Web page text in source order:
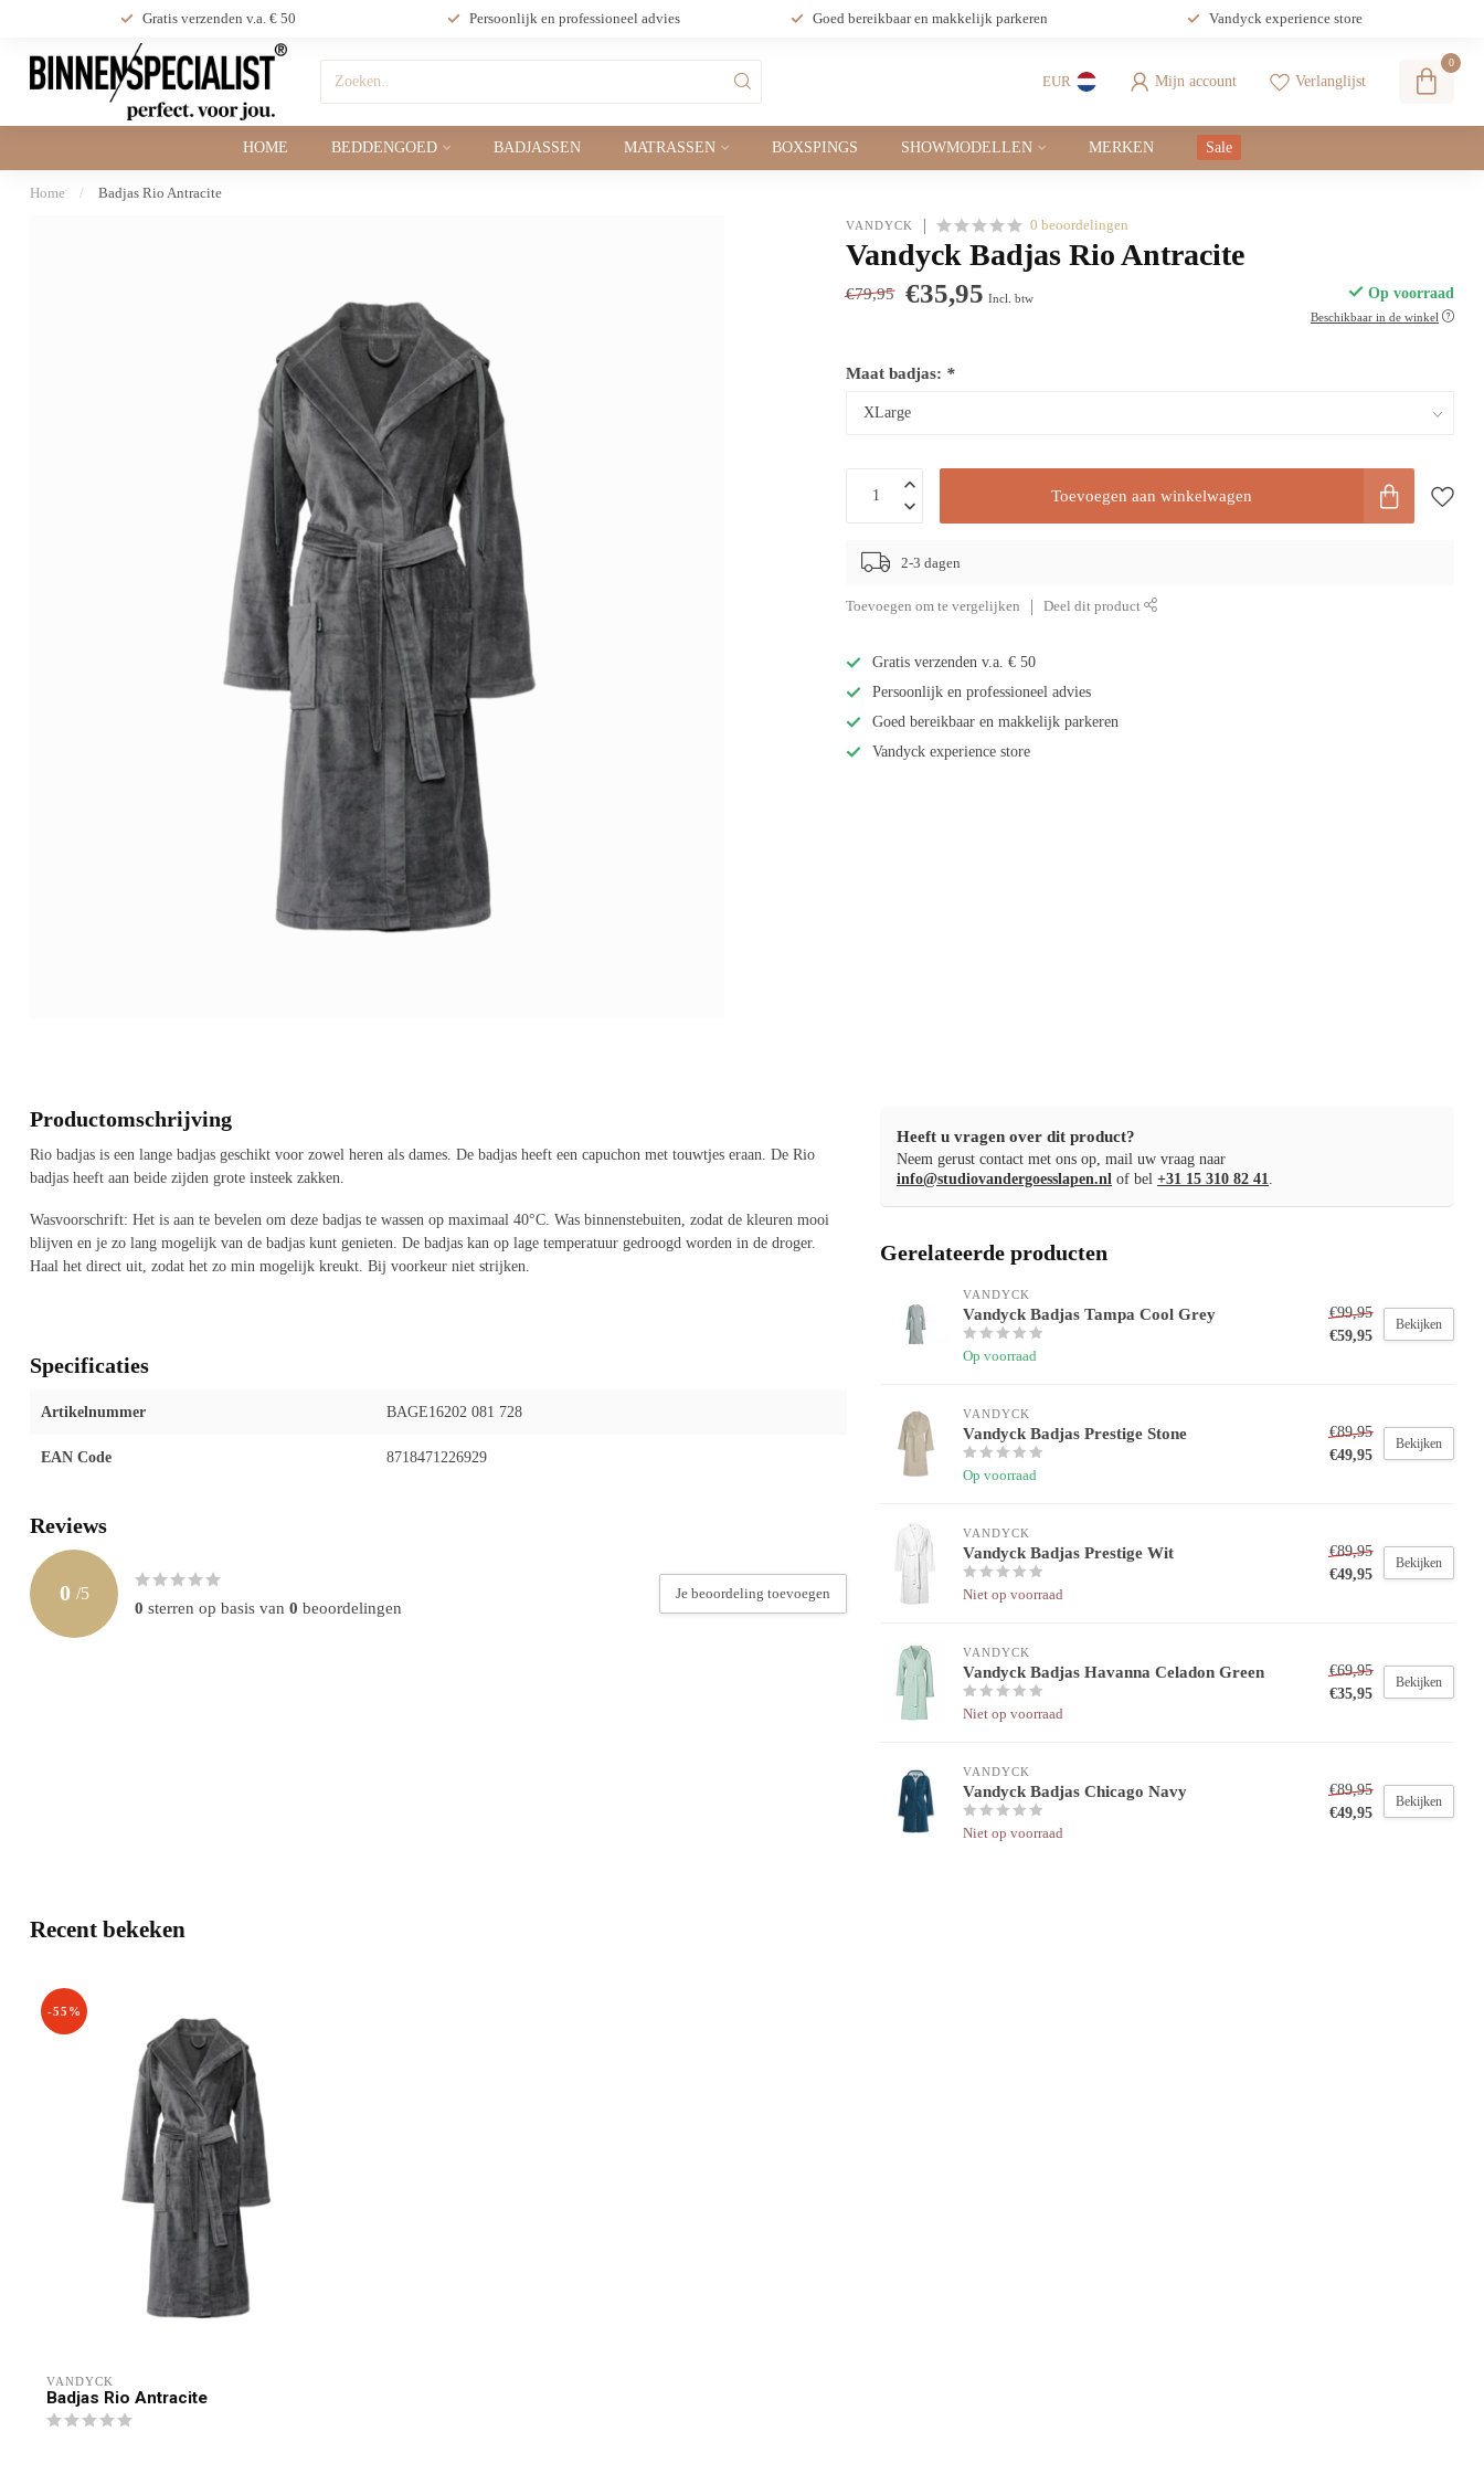
Gratis verzenden v.a. € 50 Persoonlijk en professioneel advies Goed bereikbaar en makkelijk parkeren Vandyck experience store
EUR Mijn account Verlanglijst
0
HOME BEDDENGOED BADJASSEN MATRASSEN BOXSPINGS SHOWMODELLEN MERKEN Sale
Home / Badjas Rio Antracite
VANDYCK 0 beoordelingen
Vandyck Badjas Rio Antracite
€79,95 €35,95 Incl. btw Op voorraad
Beschikbaar in de winkel
Maat badjas: *
Toevoegen aan winkelwagen
2-3 dagen
Toevoegen om te vergelijken Deel dit product
Gratis verzenden v.a. € 50
Persoonlijk en professioneel advies
Goed bereikbaar en makkelijk parkeren
Vandyck experience store
Productomschrijving
Rio badjas is een lange badjas geschikt voor zowel heren als dames. De badjas heeft een capuchon met touwtjes eraan. De Rio
badjas heeft aan beide zijden grote insteek zakken.
Wasvoorschrift: Het is aan te bevelen om deze badjas te wassen op maximaal 40°C. Was binnenstebuiten, zodat de kleuren mooi
blijven en je zo lang mogelijk van de badjas kunt genieten. De badjas kan op lage temperatuur gedroogd worden in de droger.
Haal het direct uit, zodat het zo min mogelijk kreukt. Bij voorkeur niet strijken.
Specificaties
Artikelnummer BAGE16202 081 728
EAN Code 8718471226929
Reviews
0 /5
0 sterren op basis van 0 beoordelingen
Je beoordeling toevoegen
Heeft u vragen over dit product?
Neem gerust contact met ons op, mail uw vraag naar
info@studiovandergoesslapen.nl of bel +31 15 310 82 41
Gerelateerde producten
VANDYCK
Vandyck Badjas Tampa Cool Grey
Op voorraad
€99,95
€59,95
Bekijken
VANDYCK
Vandyck Badjas Prestige Stone
Op voorraad
€89,95
€49,95
Bekijken
VANDYCK
Vandyck Badjas Prestige Wit
Niet op voorraad
€89,95
€49,95
Bekijken
VANDYCK
Vandyck Badjas Havanna Celadon Green
Niet op voorraad
€69,95
€35,95
Bekijken
VANDYCK
Vandyck Badjas Chicago Navy
Niet op voorraad
€89,95
€49,95
Bekijken
Recent bekeken
-55%
VANDYCK
Badjas Rio Antracite